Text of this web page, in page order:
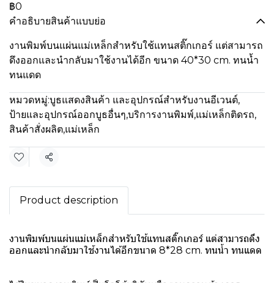
฿0
คำอธิบายสินค้าแบบย่อ
งานพิมพ์บนแผ่นแม่เหล็กสำหรับใช้แทนสติ๊กเกอร์ แต่สามารถ
ดึงออกและนำกลับมาใช้งานได้อีก ขนาด 40*30 cm. ทนน้ำ
ทนแดด
หมวดหมู่:บูธแสดงสินค้า และอุปกรณ์สำหรับงานอีเวนต์,
ป้ายและอุปกรณ์ออกบูธอื่นๆ,บริการงานพิมพ์,แม่เหล็กติดรถ,
สินค้าสั่งผลิต,แม่เหล็ก
แชร์
Product description
งานพิมพ์บนแผ่นแม่เหล็กสำหรับใช้แทนสติ๊กเกอร์ แต่สามารถดึง
ออกและนำกลับมาใช้งานได้อีกขนาด 8*28 cm. ทนน้ำ ทนแดด